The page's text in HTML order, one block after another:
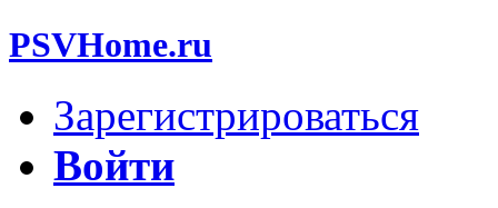
PSVHome.ru
Зарегистрироваться
Войти